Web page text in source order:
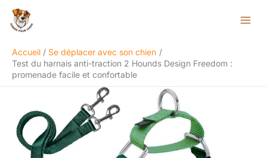
Aller
Accueil
Se déplacer avec son chien
Test du harnais anti-traction 2 Hounds Design Freedom :
promenade facile et confortable
Rechercher